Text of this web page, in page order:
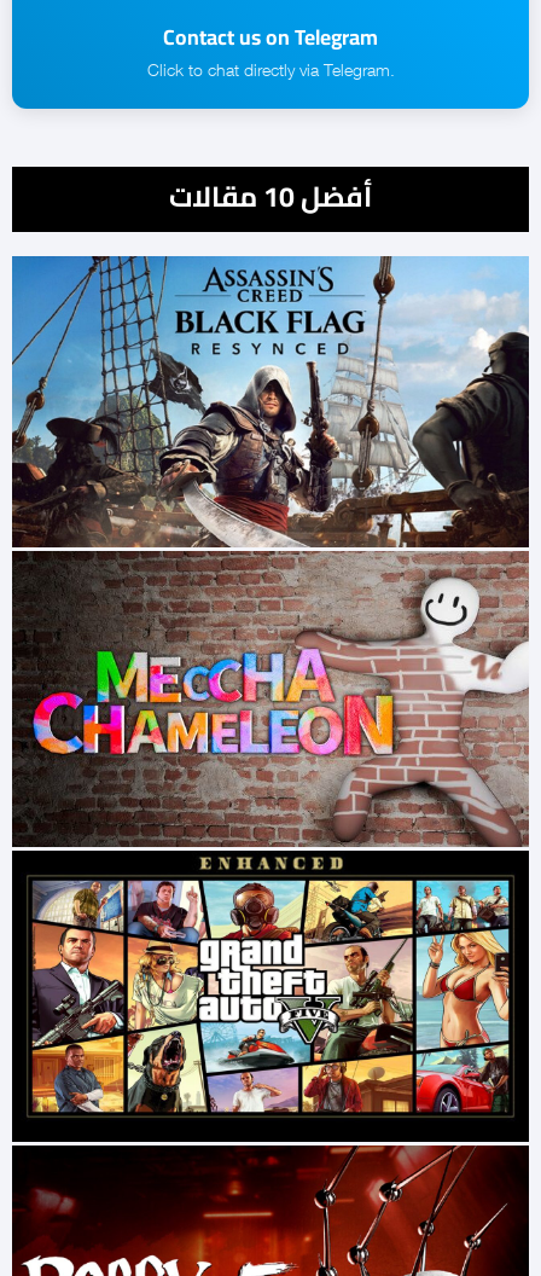
Contact us on Telegram
.Click to chat directly via Telegram
أفضل 10 مقالات